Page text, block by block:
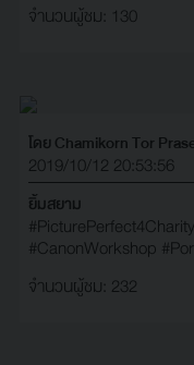
จำนวนผู้ชม: 130
โดย Chamikorn Tor
2019/10/12 20:53:56
ยิ้มสยาม
#PicturePerfect4Charity
#CanonWorkshop
จำนวนผู้ชม: 232